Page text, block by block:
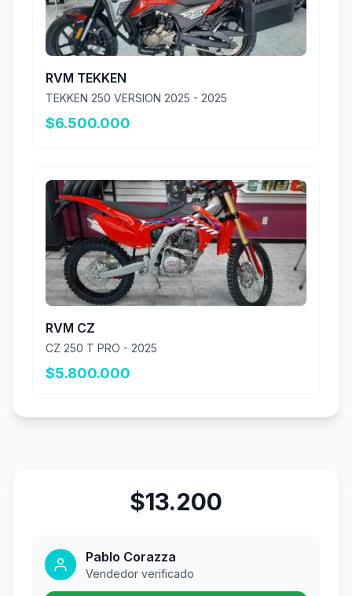
RVM TEKKEN
TEKKEN 250 VERSION 2025 - 2025
$6.500.000
RVM CZ
CZ 250 T PRO - 2025
$5.800.000
$13.200
Pablo Corazza
Vendedor verificado